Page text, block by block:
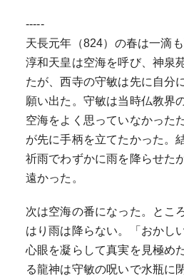
-----
天長元年（824）の春は一滴
淳和天皇は空海を呼び、神泉
たが、西寺の守敏は先に自分
願い出た。守敏は当時仏教界
空海をよく思っていなかった
が先に手柄を立てたかった。
祈雨でわずかに雨を降らせた
遠かった。
次は空海の番になった。とこ
はり雨は降らない。「おかし
心眼を凝らして真実を見極め
る龍神は守敏の呪いで水瓶に